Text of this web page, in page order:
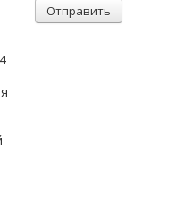
Отправить